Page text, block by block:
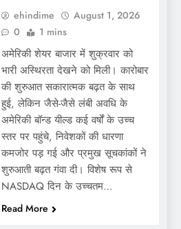
ehindime
August 1, 2026
0
1 mins
अमेरिकी शेयर बाजार में शुक्रवार को
भारी अस्थिरता देखने को मिली। कारोबार
की शुरुआत सकारात्मक बढ़त के साथ
हुई, लेकिन जैसे-जैसे लंबी अवधि के
अमेरिकी बॉन्ड यील्ड कई वर्षों के उच्च
स्तर पर पहुंचे, निवेशकों की धारणा
कमजोर पड़ गई और प्रमुख सूचकांकों ने
शुरुआती बढ़त गंवा दी। विशेष रूप से
NASDAQ दिन के उच्चतम…
Read More